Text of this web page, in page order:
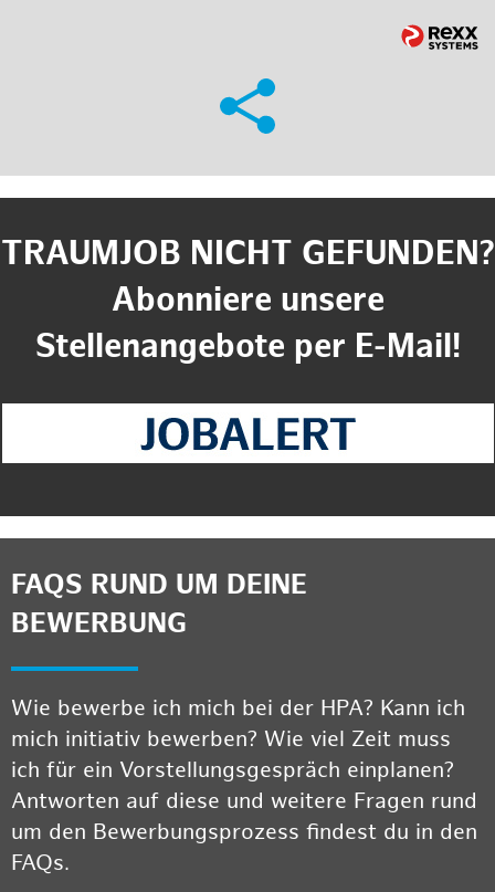
TRAUMJOB NICHT GEFUNDEN?
Abonniere unsere
Stellenangebote per E-Mail!
FAQS RUND UM DEINE
BEWERBUNG
Wie bewerbe ich mich bei der HPA? Kann ich
mich initiativ bewerben? Wie viel Zeit muss
ich für ein Vorstellungsgespräch einplanen?
Antworten auf diese und weitere Fragen rund
um den Bewerbungsprozess findest du in den
FAQs.